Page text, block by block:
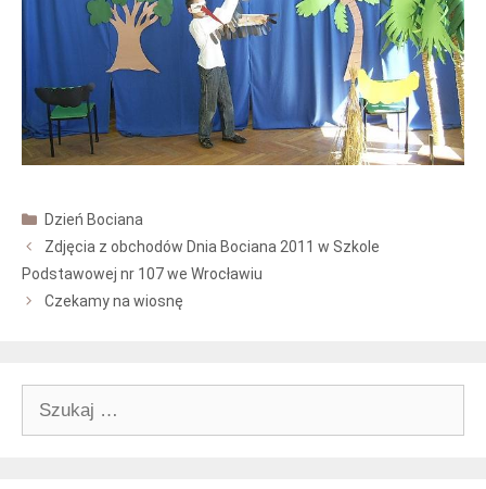
Kategorie
Dzień Bociana
Zdjęcia z obchodów Dnia Bociana 2011 w Szkole
Podstawowej nr 107 we Wrocławiu
Czekamy na wiosnę